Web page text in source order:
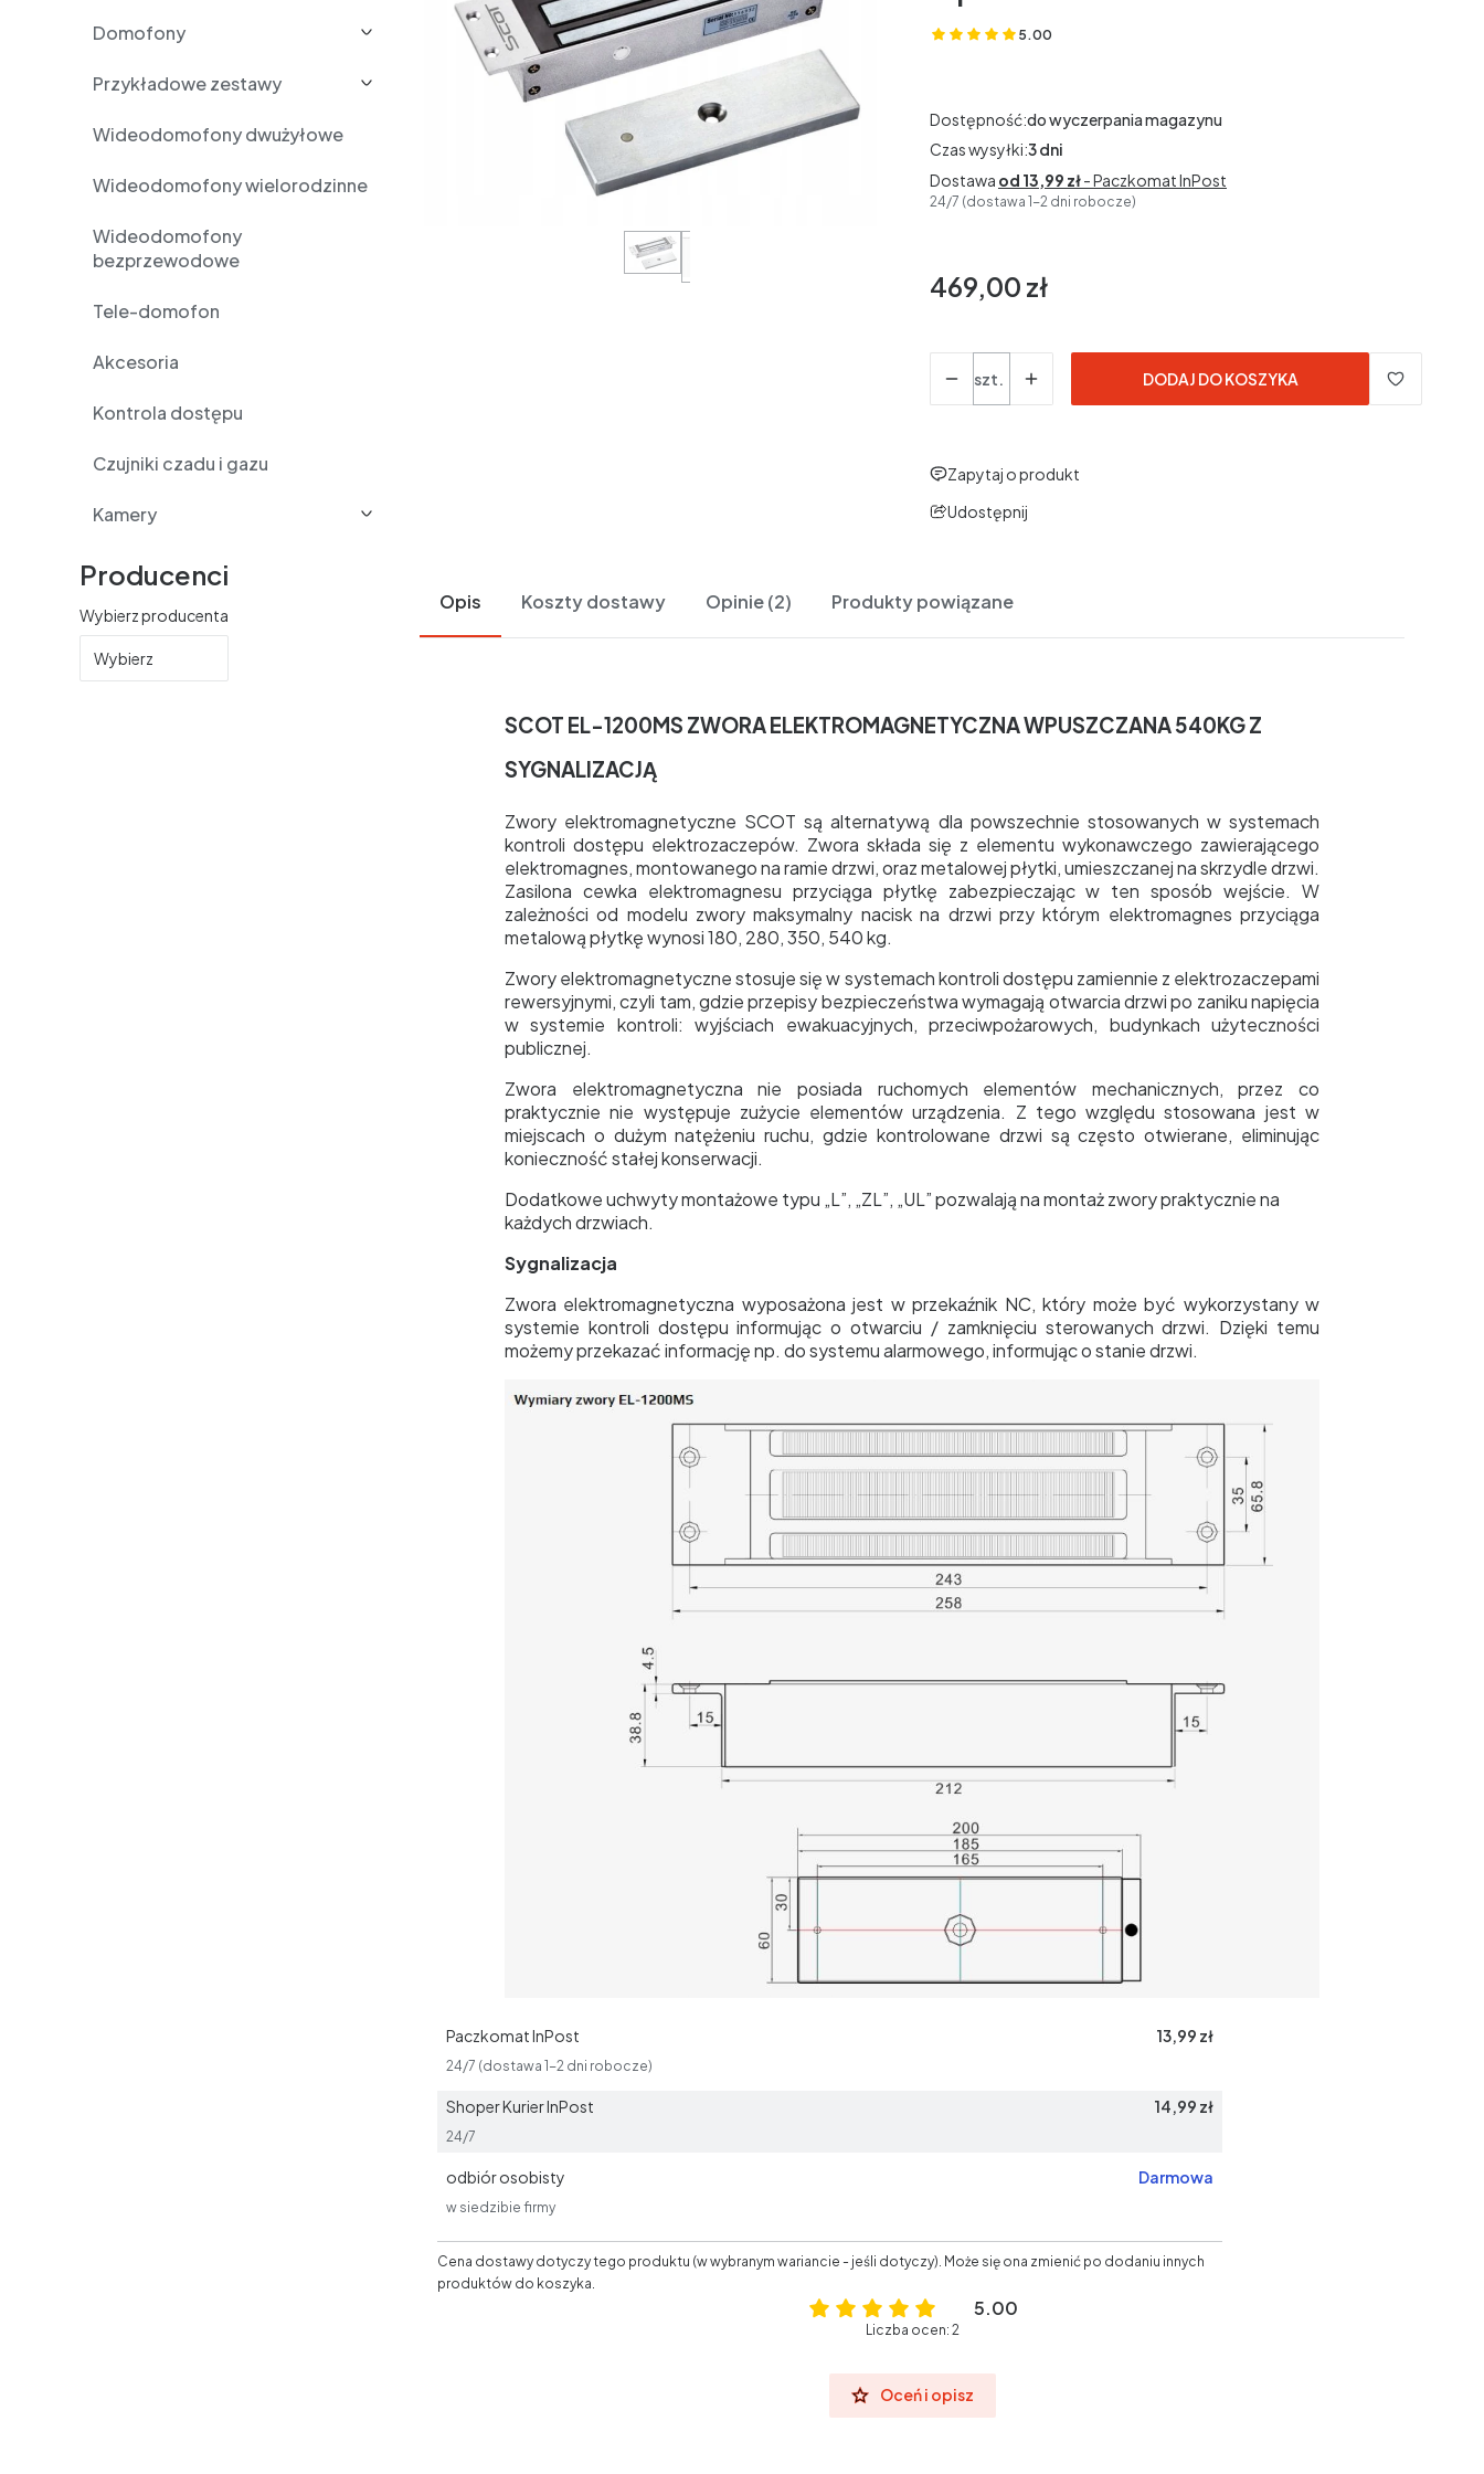
Domofony
Przykładowe zestawy
Wideodomofony dwużyłowe
Wideodomofony wielorodzinne
Wideodomofony
bezprzewodowe
Tele-domofon
Akcesoria
Kontrola dostępu
Czujniki czadu i gazu
Kamery
Producenci
Wybierz producenta
Wybierz
5.00
(Oceny: 2 Recenzje: 0)
Dostępność:do wyczerpania magazynu
Czas wysyłki:3 dni
Dostawa od 13,99 zł- Paczkomat InPost
24/7 (dostawa 1-2 dni robocze)
Cena
469,00 zł
szt.
DODAJ DO KOSZYKA
Zapytaj o produkt
Udostępnij
Opis Koszty dostawy Opinie (2) Produkty powiązane
SCOT EL-1200MS ZWORAELEKTROMAGNETYCZNA WPUSZCZANA540KG Z
SYGNALIZACJĄ
Zwory elektromagnetyczne SCOT są alternatywą dla powszechnie stosowanych w systemach
kontroli dostępu elektrozaczepów. Zwora składa się z elementu wykonawczego zawierającego
elektromagnes, montowanego na ramie drzwi, oraz metalowej płytki, umieszczanej na skrzydle drzwi.
Zasilona cewka elektromagnesu przyciąga płytkę zabezpieczając w ten sposób wejście. W
zależności od modelu zwory maksymalny nacisk na drzwi przy którym elektromagnes przyciąga
metalową płytkę wynosi 180, 280, 350, 540 kg.
Zwory elektromagnetyczne stosuje się w systemach kontroli dostępu zamiennie z elektrozaczepami
rewersyjnymi, czyli tam, gdzie przepisy bezpieczeństwa wymagają otwarcia drzwi po zaniku napięcia
w systemie kontroli: wyjściach ewakuacyjnych, przeciwpożarowych, budynkach użyteczności
publicznej.
Zwora elektromagnetyczna nie posiada ruchomych elementów mechanicznych, przez co
praktycznie nie występuje zużycie elementów urządzenia. Z tego względu stosowana jest w
miejscach o dużym natężeniu ruchu, gdzie kontrolowane drzwi są często otwierane, eliminując
konieczność stałej konserwacji.
Dodatkowe uchwyty montażowe typu „L”, „ZL”, „UL” pozwalają na montaż zwory praktycznie na
każdych drzwiach.
Sygnalizacja
Zwora elektromagnetyczna wyposażona jest w przekaźnik NC, który może być wykorzystany w
systemie kontroli dostępu informując o otwarciu / zamknięciu sterowanych drzwi. Dzięki temu
możemy przekazać informację np. do systemu alarmowego, informując o stanie drzwi.
Paczkomat InPost 13,99 zł
24/7 (dostawa 1-2 dni robocze)
Shoper Kurier InPost 14,99 zł
24/7
odbiór osobisty Darmowa
w siedzibie firmy
Cena dostawy dotyczy tego produktu (w wybranym wariancie - jeśli dotyczy). Może się ona zmienić po dodaniu innych
produktów do koszyka.
5.00
Liczba ocen: 2
Oceń i opisz